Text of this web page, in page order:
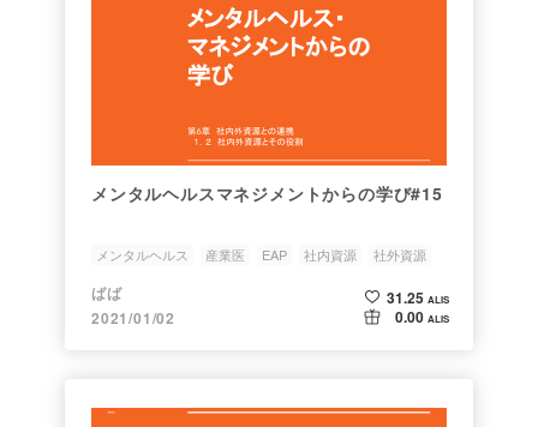
メンタルヘルスマネジメントからの学び#15
メンタルヘルス 産業医 EAP 社内資源 社外資源
ばば
2021/01/02
31.25 ALIS
0.00 ALIS